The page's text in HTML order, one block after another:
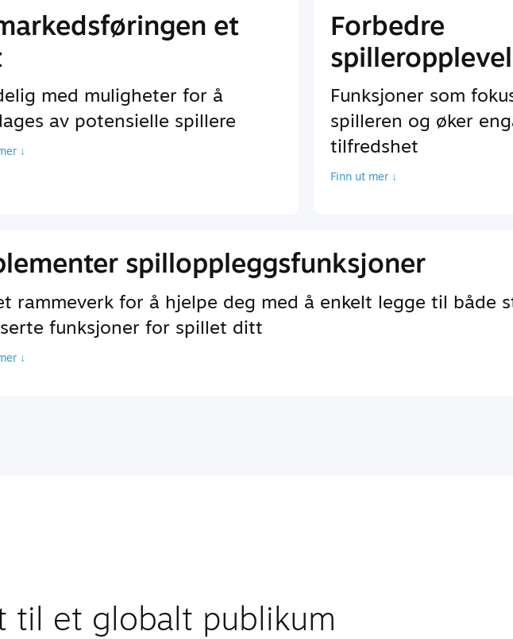
et
med muligheter for å
av potensielle spillere
↓
Forbedre
Funksjoner som
spilleren og øker
tilfredshet
Finn ut mer ↓
spilloppleggsfunksjoner
rammeverk for å hjelpe deg med å enkelt legge til både
funksjoner for spillet ditt
↓
til et globalt publikum